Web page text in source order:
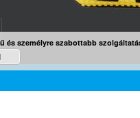
és személyre szabottabb